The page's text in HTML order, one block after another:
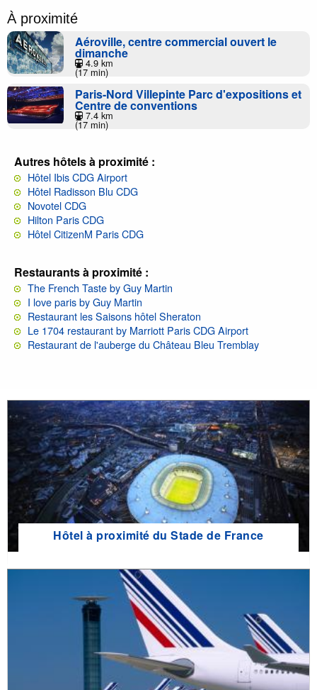
À proximité
Aéroville, centre commercial ouvert le
dimanche
4.9 km
(17 min)
Paris-Nord Villepinte Parc d'expositions et
Centre de conventions
7.4 km
(17 min)
Autres hôtels à proximité :
Hôtel Ibis CDG Airport
Hôtel Radisson Blu CDG
Novotel CDG
Hilton Paris CDG
Hôtel CitizenM Paris CDG
Restaurants à proximité :
The French Taste by Guy Martin
I love paris by Guy Martin
Restaurant les Saisons hôtel Sheraton
Le 1704 restaurant by Marriott Paris CDG Airport
Restaurant de l'auberge du Château Bleu Tremblay
Hôtel à proximité du Stade de France